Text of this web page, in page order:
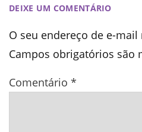
DEIXE UM COMENTÁRIO
O seu endereço de e-
Campos obrigatórios são
Comentário *